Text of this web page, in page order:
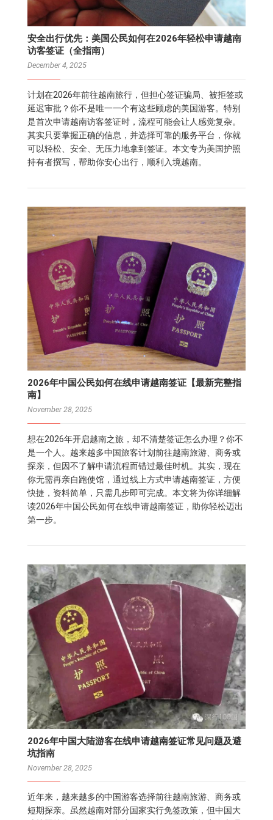
安全出行优先：美国公民如何在2026年轻松申请越南
访客签证（全指南）
December 4, 2025
计划在2026年前往越南旅行，但担心签证骗局、被拒签或
延迟审批？你不是唯一一个有这些顾虑的美国游客。特别
是首次申请越南访客签证时，流程可能会让人感觉复杂。
其实只要掌握正确的信息，并选择可靠的服务平台，你就
可以轻松、安全、无压力地拿到签证。本文专为美国护照
持有者撰写，帮助你安心出行，顺利入境越南。
2026年中国公民如何在线申请越南签证【最新完整指
南】
November 28, 2025
想在2026年开启越南之旅，却不清楚签证怎么办理？你不
是一个人。越来越多中国旅客计划前往越南旅游、商务或
探亲，但因不了解申请流程而错过最佳时机。其实，现在
你无需再亲自跑使馆，通过线上方式申请越南签证，方便
快捷，资料简单，只需几步即可完成。本文将为你详细解
读2026年中国公民如何在线申请越南签证，助你轻松迈出
第一步。
2026年中国大陆游客在线申请越南签证常见问题及避
坑指南
November 28, 2025
近年来，越来越多的中国游客选择前往越南旅游、商务或
短期探亲。虽然越南对部分国家实行免签政策，但中国大